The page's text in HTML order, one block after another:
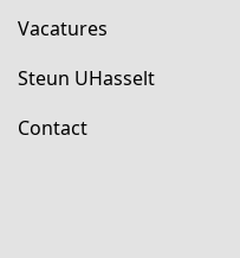
Vacatures
Steun UHasselt
Contact